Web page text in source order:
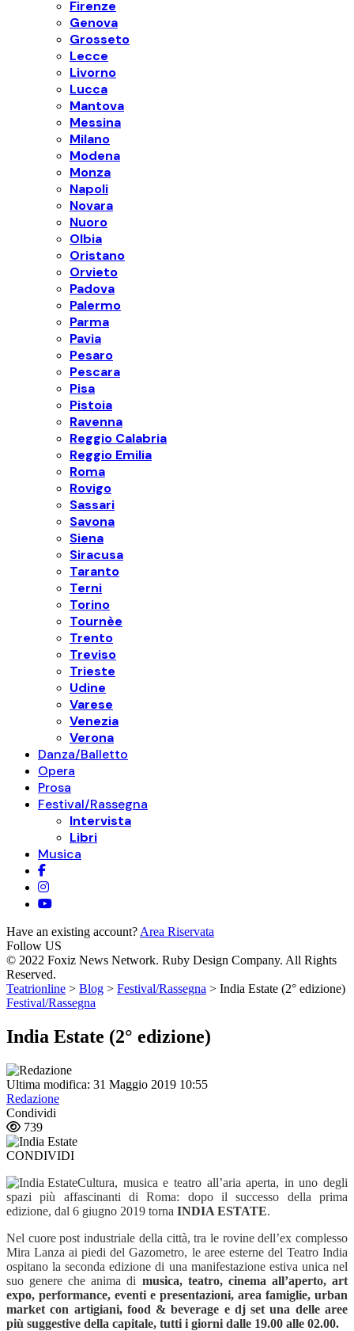
Firenze
Genova
Grosseto
Lecce
Livorno
Lucca
Mantova
Messina
Milano
Modena
Monza
Napoli
Novara
Nuoro
Olbia
Oristano
Orvieto
Padova
Palermo
Parma
Pavia
Pesaro
Pescara
Pisa
Pistoia
Ravenna
Reggio Calabria
Reggio Emilia
Roma
Rovigo
Sassari
Savona
Siena
Siracusa
Taranto
Terni
Torino
Tournèe
Trento
Treviso
Trieste
Udine
Varese
Venezia
Verona
Danza/Balletto
Opera
Prosa
Festival/Rassegna
Intervista
Libri
Musica
Have an existing account? Area Riservata
Follow US
© 2022 Foxiz News Network. Ruby Design Company. All Rights
Reserved.
Teatrionline > Blog > Festival/Rassegna > India Estate (2° edizione)
Festival/Rassegna
India Estate (2° edizione)
Ultima modifica: 31 Maggio 2019 10:55
Redazione
Condividi
739
CONDIVIDI
Cultura, musica e teatro all’aria aperta, in uno degli
spazi più affascinanti di Roma: dopo il successo della prima
edizione, dal 6 giugno 2019 torna INDIA ESTATE.
Nel cuore post industriale della città, tra le rovine dell’ex complesso
Mira Lanza ai piedi del Gazometro, le aree esterne del Teatro India
ospitano la seconda edizione di una manifestazione estiva unica nel
suo genere che anima di musica, teatro, cinema all’aperto, art
expo, performance, eventi e presentazioni, area famiglie, urban
market con artigiani, food &beverage e dj set una delle aree
più suggestive della capitale, tutti i giorni dalle 19.00 alle 02.00.